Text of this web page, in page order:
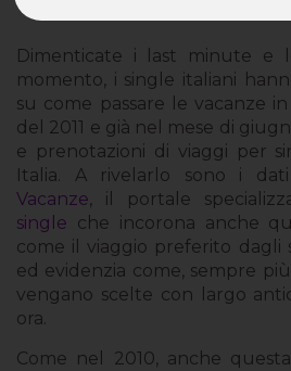
Dimenticate i last minute e
momento, i single italiani
su come passare le vacanze
del 2011 e già nel mese di
e prenotazioni di viaggi per
Italia. A rivelarlo sono i
Vacanze, il portale
single che incorona anche
come il viaggio preferito dagli
ed evidenzia come, sempre
vengano scelte con largo
ora.
Come nel 2010, anche